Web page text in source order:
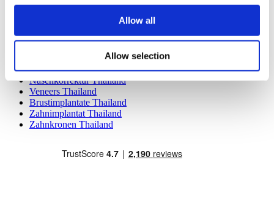
Allow all
Allow selection
Bauchstraffung Mexiko
Mummy Makeover Mexiko
Fettabsaugung Mexiko
Beliebte Behandlungen in Thailand
Nasenkorrektur Thailand
Veneers Thailand
Brustimplantate Thailand
Zahnimplantat Thailand
Zahnkronen Thailand